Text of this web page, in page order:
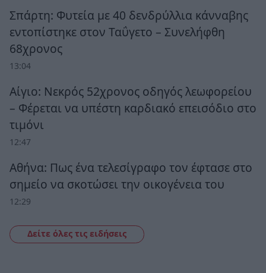
Σπάρτη: Φυτεία με 40 δενδρύλλια κάνναβης
εντοπίστηκε στον Ταΰγετο – Συνελήφθη
68χρονος
13:04
Αίγιο: Νεκρός 52χρονος οδηγός λεωφορείου
– Φέρεται να υπέστη καρδιακό επεισόδιο στο
τιμόνι
12:47
Αθήνα: Πως ένα τελεσίγραφο τον έφτασε στο
σημείο να σκοτώσει την οικογένεια του
12:29
Δείτε όλες τις ειδήσεις